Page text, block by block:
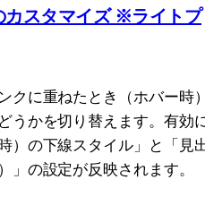
カスタマイズ ※ライトプ
クに重ねたとき（ホバー時
うかを切り替えます。有効
）の下線スタイル」と「見
」の設定が反映されます。